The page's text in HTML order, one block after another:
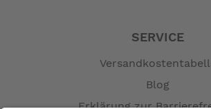
SERVICE
Blog
Erklärung zur